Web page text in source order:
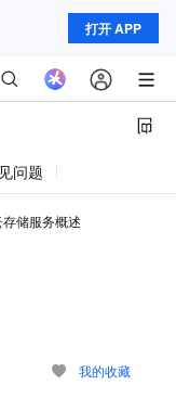
打开 APP
问题
储服务概述
我的收藏